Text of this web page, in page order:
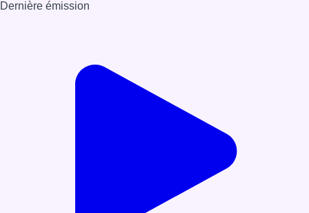
Dernière émission